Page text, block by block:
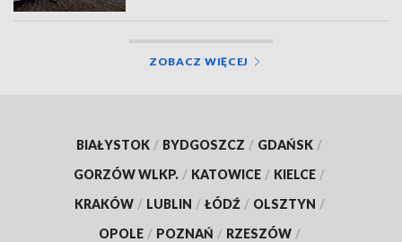
ZOBACZ WIĘCEJ
BIAŁYSTOK / BYDGOSZCZ / GDAŃSK /
GORZÓW WLKP. / KATOWICE / KIELCE /
KRAKÓW / LUBLIN / ŁÓDŹ / OLSZTYN /
OPOLE / POZNAŃ / RZESZÓW /